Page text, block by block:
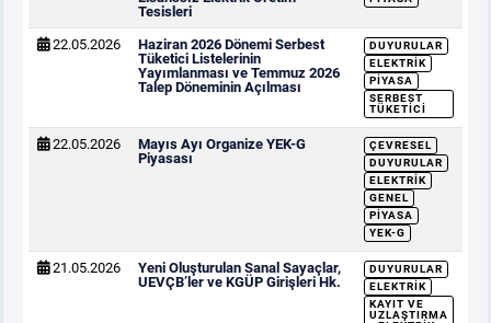
Tesisleri
22.05.2026
Haziran 2026 Dönemi Serbest
Tüketici Listelerinin
Yayımlanması ve Temmuz 2026
Talep Döneminin Açılması
DUYURULAR
ELEKTRIK
PIYASA
SERBEST
TÜKETICI
22.05.2026
Mayıs Ayı Organize YEK-G
Piyasası
ÇEVRESEL
DUYURULAR
ELEKTRIK
GENEL
PIYASA
YEK-G
21.05.2026
Yeni Oluşturulan Sanal Sayaçlar,
UEVÇB’ler ve KGÜP Girişleri Hk.
DUYURULAR
ELEKTRIK
KAYIT VE
UZLAŞTIRMA